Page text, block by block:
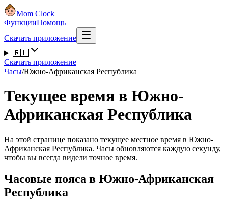
Mom Clock
ФункцииПомощь
Скачать приложение
🇷🇺
Скачать приложение
Часы/Южно-Африканская Республика
Текущее время в Южно-
Африканская Республика
На этой странице показано текущее местное время в Южно-
Африканская Республика. Часы обновляются каждую секунду,
чтобы вы всегда видели точное время.
Часовые пояса в Южно-Африканская
Республика